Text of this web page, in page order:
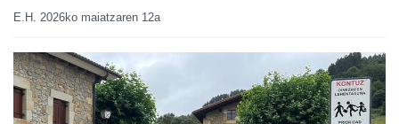
E.H. 2026ko maiatzaren 12a